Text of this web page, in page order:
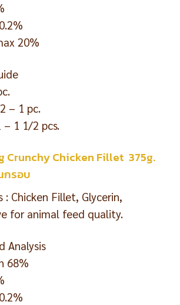
20%
– 1 pc.
– 1 1/2 pcs.
Crunchy Chicken Fillet 375g.
กรอบ
: Chicken Fillet, Glycerin,
for animal feed quality.
Analysis
68%